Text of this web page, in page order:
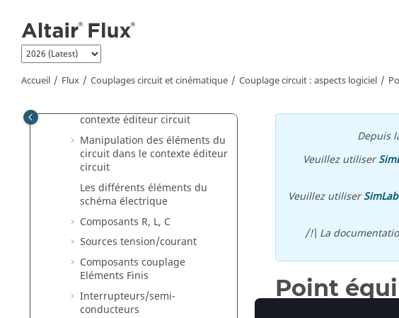
Accueil Flux Couplages circuit et cinématique Couplage circuit : aspects logiciel
Couplages circuit et cinématique
Couplage circuit : principes
Couplage circuit : aspects
logiciel
contexte éditeur circuit
Manipulation des éléments du
circuit dans le contexte éditeur
circuit
Les différents éléments du
schéma électrique
Composants R, L, C
Sources tension/courant
Composants couplage
Eléments Finis
Interrupteurs/semi-
conducteurs
Depuis
Veuillez utiliser
Veuillez utiliserSimLab
/!\ La
Point